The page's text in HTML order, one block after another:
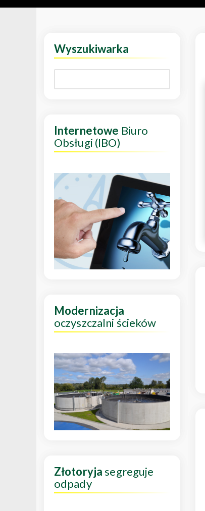
Wyszukiwarka
Internetowe Biuro
Obsługi (IBO)
Modernizacja
oczyszczalni ścieków
Złotoryjasegreguje
odpady